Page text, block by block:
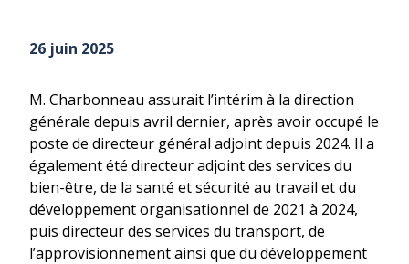
26 juin 2025
M. Charbonneau assurait l’intérim à la direction
générale depuis avril dernier, après avoir occupé le
poste de directeur général adjoint depuis 2024. Il a
également été directeur adjoint des services du
bien-être, de la santé et sécurité au travail et du
développement organisationnel de 2021 à 2024,
puis directeur des services du transport, de
l’approvisionnement ainsi que du développement